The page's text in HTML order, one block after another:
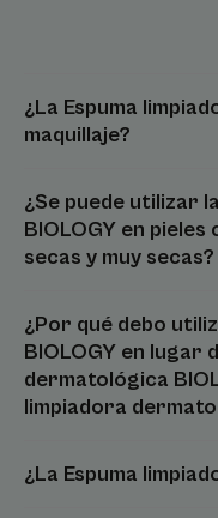
¿La Espuma
maquillaje?
¿Se puede utilizar
BIOLOGY en
secas y muy secas?
¿Por qué debo
BIOLOGY en lugar
dermatológica
limpiadora
¿La Espuma